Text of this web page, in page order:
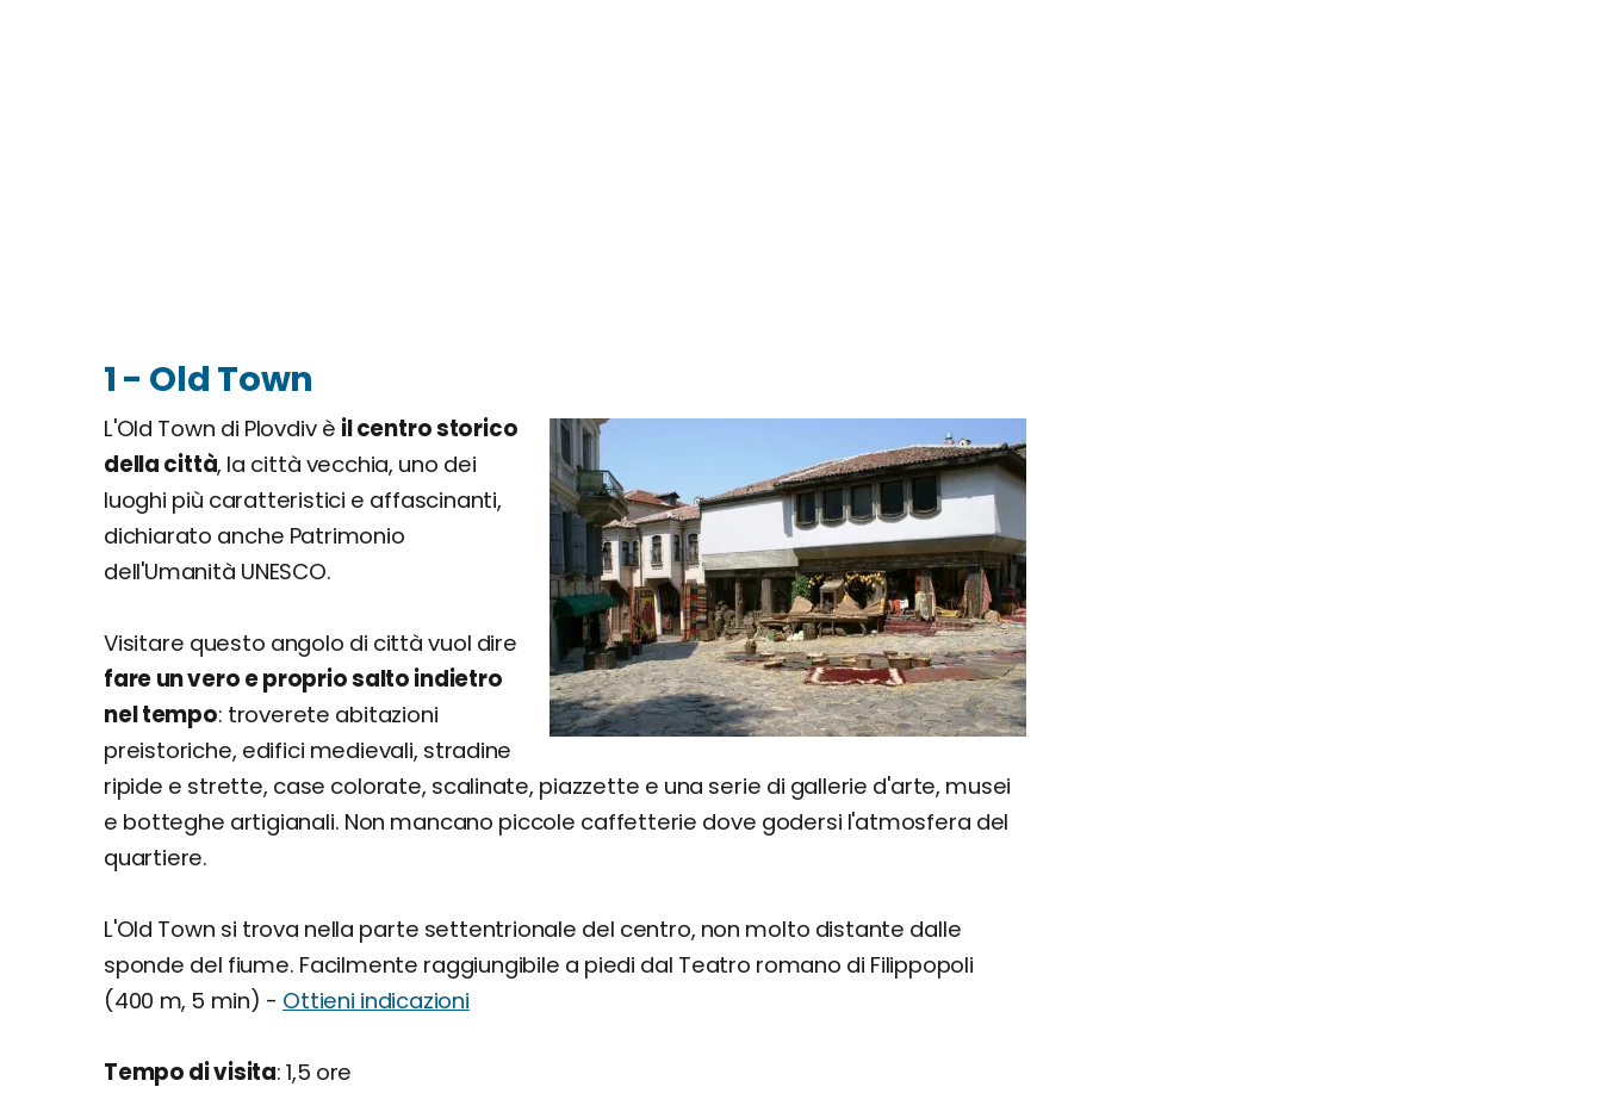
1 - Old Town
L'Old Town di Plovdiv è il centro storico
della città, la città vecchia, uno dei
luoghi più caratteristici e affascinanti,
dichiarato anche Patrimonio
dell'Umanità UNESCO.
Visitare questo angolo di città vuol dire
fare un vero e proprio salto indietro
nel tempo: troverete abitazioni
preistoriche, edifici medievali, stradine
ripide e strette, case colorate, scalinate, piazzette e una serie di gallerie d'arte, musei
e botteghe artigianali. Non mancano piccole caffetterie dove godersi l'atmosfera del
quartiere.
L'Old Town si trova nella parte settentrionale del centro, non molto distante dalle
sponde del fiume. Facilmente raggiungibile a piedi dal Teatro romano di Filippopoli
(400 m, 5 min) - Ottieni indicazioni
Tempo di visita: 1,5 ore